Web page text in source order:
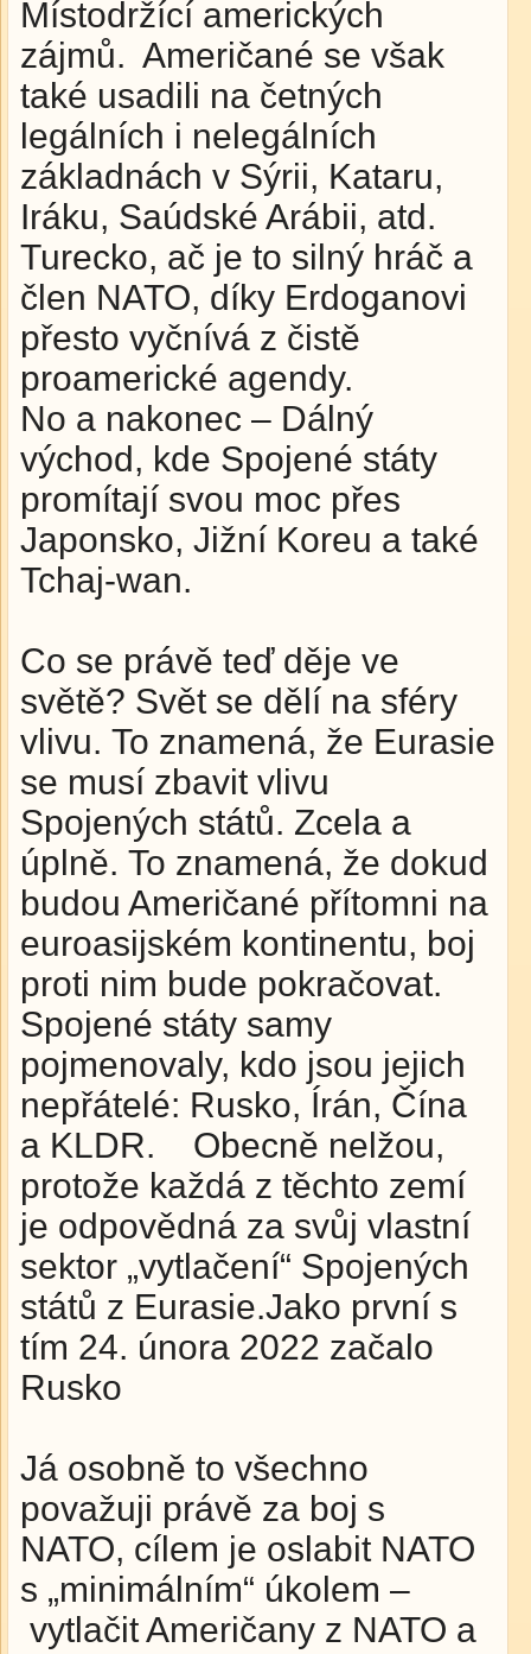
Místodržící amerických
zájmů. Američané se však
také usadili na četných
legálních i nelegálních
základnách v Sýrii, Kataru,
Iráku, Saúdské Arábii, atd.
Turecko, ač je to silný hráč a
člen NATO, díky Erdoganovi
přesto vyčnívá z čistě
proamerické agendy.
No a nakonec – Dálný
východ, kde Spojené státy
promítají svou moc přes
Japonsko, Jižní Koreu a také
Tchaj-wan.
Co se právě teď děje ve
světě? Svět se dělí na sféry
vlivu. To znamená, že Eurasie
se musí zbavit vlivu
Spojených států. Zcela a
úplně. To znamená, že dokud
budou Američané přítomni na
euroasijském kontinentu, boj
proti nim bude pokračovat.
Spojené státy samy
pojmenovaly, kdo jsou jejich
nepřátelé: Rusko, Írán, Čína
a KLDR. Obecně nelžou,
protože každá z těchto zemí
je odpovědná za svůj vlastní
sektor „vytlačení“ Spojených
států z Eurasie.Jako první s
tím 24. února 2022 začalo
Rusko
Já osobně to všechno
považuji právě za boj s
NATO, cílem je oslabit NATO
s „minimálním“ úkolem –
vytlačit Američany z NATO a